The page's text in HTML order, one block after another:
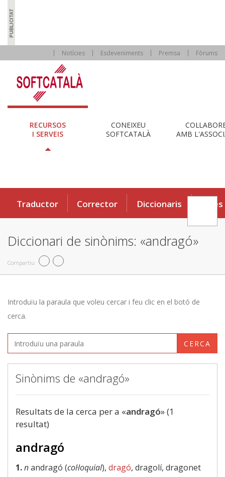
Notícies Esdeveniments Premsa Fòrums
RECURSOS
I SERVEIS
CONEIXEU
SOFTCATALÀ
AMB
Traductor Corrector Diccionaris Eines
Diccionari de sinònims: «andragó»
Compartiu
Introduïu la paraula que voleu cercar i feu clic en el botó de
cerca.
CERCA
Sinònims de «andragó»
Resultats de la cerca per a «andragó» (1
resultat)
andragó
1.nandragó (col·loquial), dragó, dragolí, dragonet